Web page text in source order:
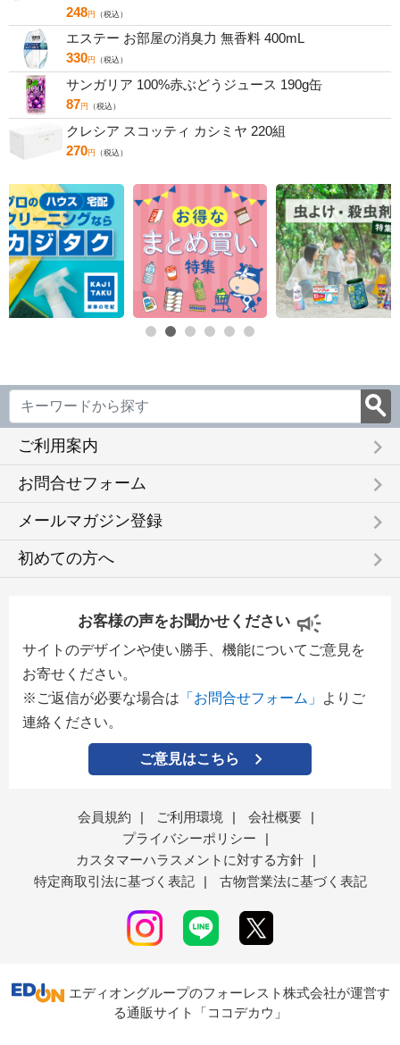
248円 （税込）
エステー お部屋の消臭力 無香料 400mL
330円 （税込）
サンガリア 100%赤ぶどうジュース 190g缶
87円 （税込）
クレシア スコッティ カシミヤ 220組
270円 （税込）
ご利用案内 keyboard_arrow_right
お問合せフォーム keyboard_arrow_right
メールマガジン登録 keyboard_arrow_right
初めての方へ keyboard_arrow_right
お客様の声をお聞かせください
サイトのデザインや使い勝手、機能についてご意見を
お寄せください。
※ご返信が必要な場合は 「お問合せフォーム」
よりご
連絡ください。
ご意見はこちら
会員規約 | ご利用環境 | 会社概要
|
プライバシーポリシー
|
カスタマーハラスメントに対する方針
|
特定商取引法に基づく表記
| 古物営業法に基づく表記
エディオングループのフォーレスト株式会社が運営す
る通販サイト「ココデカウ」